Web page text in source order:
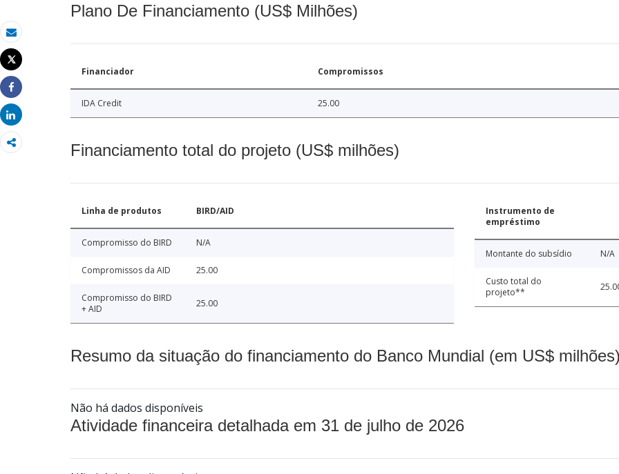
Email
Imprimir
Tweet
Share
Share
Plano De Financiamento (US$ Milhões)
Financiador Compromissos
IDA Credit 25.00
Financiamento total do projeto (US$ milhões)
Linha de produtos BIRD/AID
Compromisso do BIRD N/A
Compromissos da AID 25.00
Compromisso do BIRD
+ AID
25.00
Instrumento de
empréstimo
Montante do subsídio N/A
Custo total do
projeto**
Resumo da situação do financiamento do Banco Mundial (em US$
Não há dados disponíveis
Atividade financeira detalhada em 31 de julho de 2026